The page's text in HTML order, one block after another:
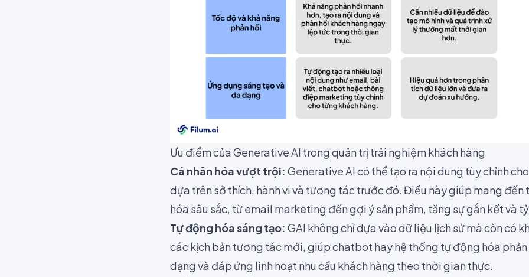
Ưu điểm của Generative AI trong quản trị trải nghiệm khách hàng
Cá nhân hóa vượt trội: Generative AI có thể tạo ra nội dung tùy chỉnh
dựa trên sở thích, hành vi và tương tác trước đó. Điều này giúp mang đến
hóa sâu sắc, từ email marketing đến gợi ý sản phẩm, tăng sự gắn kết và
Tự động hóa sáng tạo: GAI không chỉ dựa vào dữ liệu lịch sử mà còn có
các kịch bản tương tác mới, giúp chatbot hay hệ thống tự động hóa
dạng và đáp ứng linh hoạt nhu cầu khách hàng theo thời gian thực.